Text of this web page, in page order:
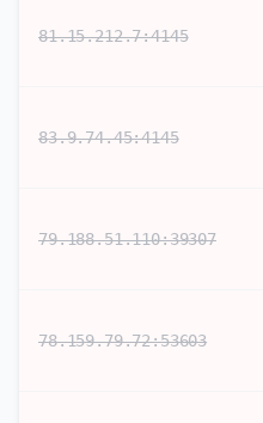
81.15.212.7:4145
83.9.74.45:4145
79.188.51.110:39307
78.159.79.72:53603